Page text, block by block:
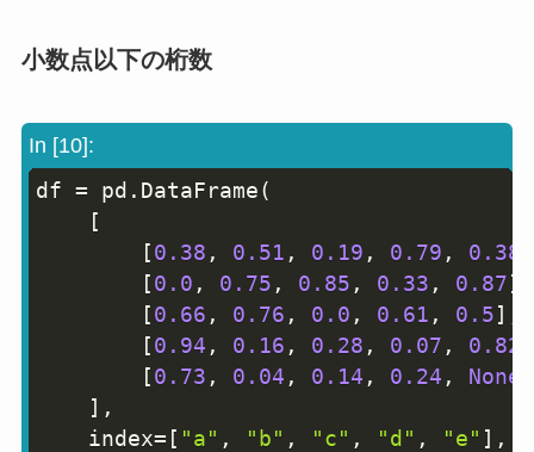
小数点以下の桁数
In [10]:
df = pd . DataFrame(
[
[0.38 , 0.51 , 0.19 , 0.79 , 0.38
[0.0 , 0.75 , 0.85 , 0.33 , 0.87]
[0.66 , 0.76 , 0.0 , 0.61 , 0.5]
[0.94 , 0.16 , 0.28 , 0.07 , 0.82
[0.73 , 0.04 , 0.14 , 0.24 , None
] ,
    index
= [ "a" , "b" , "c" , "d" , "e" ] ,